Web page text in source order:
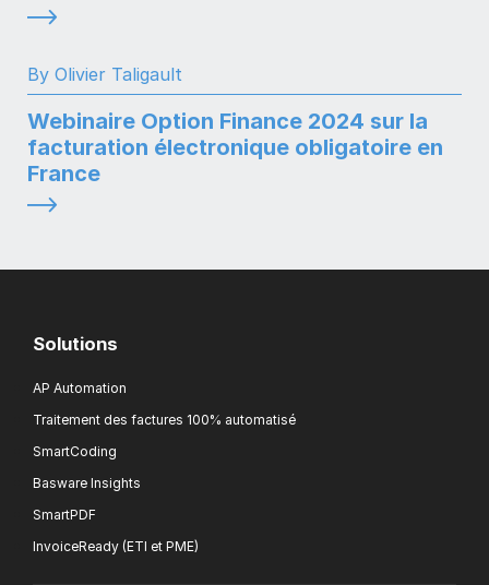
By Olivier Taligault
Webinaire Option Finance 2024 sur la
facturation électronique obligatoire en
France
Solutions
AP Automation
Traitement des factures 100% automatisé
SmartCoding
Basware Insights
SmartPDF
InvoiceReady (ETI et PME)